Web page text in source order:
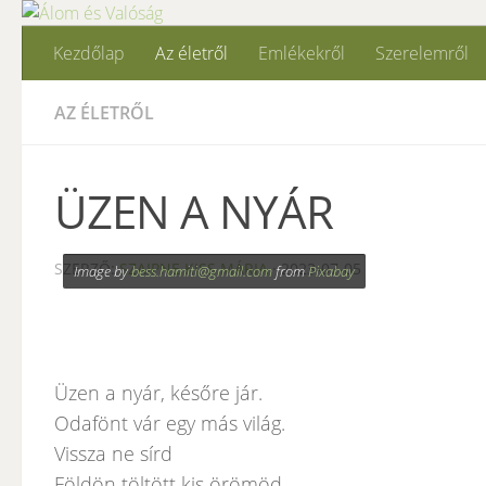
Skip to content
Kezdőlap
Az életről Emlékekről Szerelemről
AZ ÉLETRŐL
ÜZEN A NYÁR
SZERZŐ:SZAIPNE KISS MÁRIA ·2023-07-05
Image bybess.hamiti@gmail.comfromPixabay
Üzen a nyár, későre jár.
Odafönt vár egy más világ.
Vissza ne sírd